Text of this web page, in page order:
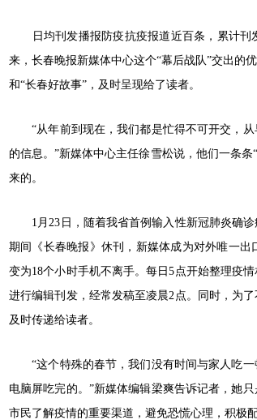
日均刊发播报防疫抗疫报道近百条，累计刊
来，长春晚报新媒体中心这个“幕后战队”交出的
和“长春好故事”，及时呈现给了读者。
“从年前到现在，我们都是忙得不可开交，从
的信息。”新媒体中心主任徐雪松说，他们一条
来的。
1月23日，随着我省首例输入性新冠肺炎确诊
期间《长春晚报》休刊，新媒体成为对外唯一出
变为18个小时手机不离手。每日5点开始整理疫
进行编辑刊发，经常发稿至凌晨2点。同时，为
及时传递给读者。
“这个特殊的春节，我们没有时间与家人吃一
电脑屏吃完的。”新媒体编辑梁爽告诉记者，她
市民了解疫情的重要渠道，避免恐慌心理，积极